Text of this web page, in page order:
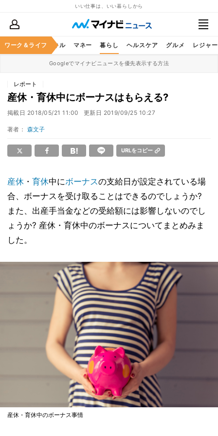
いい仕事は、いい暮らしから
ワーク＆ライフ
ア ビジネススキル マネー 暮らし ヘルスケア グルメ レジャー
Googleでマイナビニュースを優先表示する方法
レポート
産休・育休中にボーナスはもらえる?
掲載日 2018/05/21 11:00 更新日 2019/09/25 10:27
著者： 森文子
URLをコピー
産休 ・ 育休中にボーナスの支給日が設定されている場
合、ボーナスを受け取ることはできるのでしょうか?
また、出産手当金などの受給額には影響しないのでし
ょうか? 産休・育休中のボーナスについてまとめみま
した。
産休・育休中のボーナス事情